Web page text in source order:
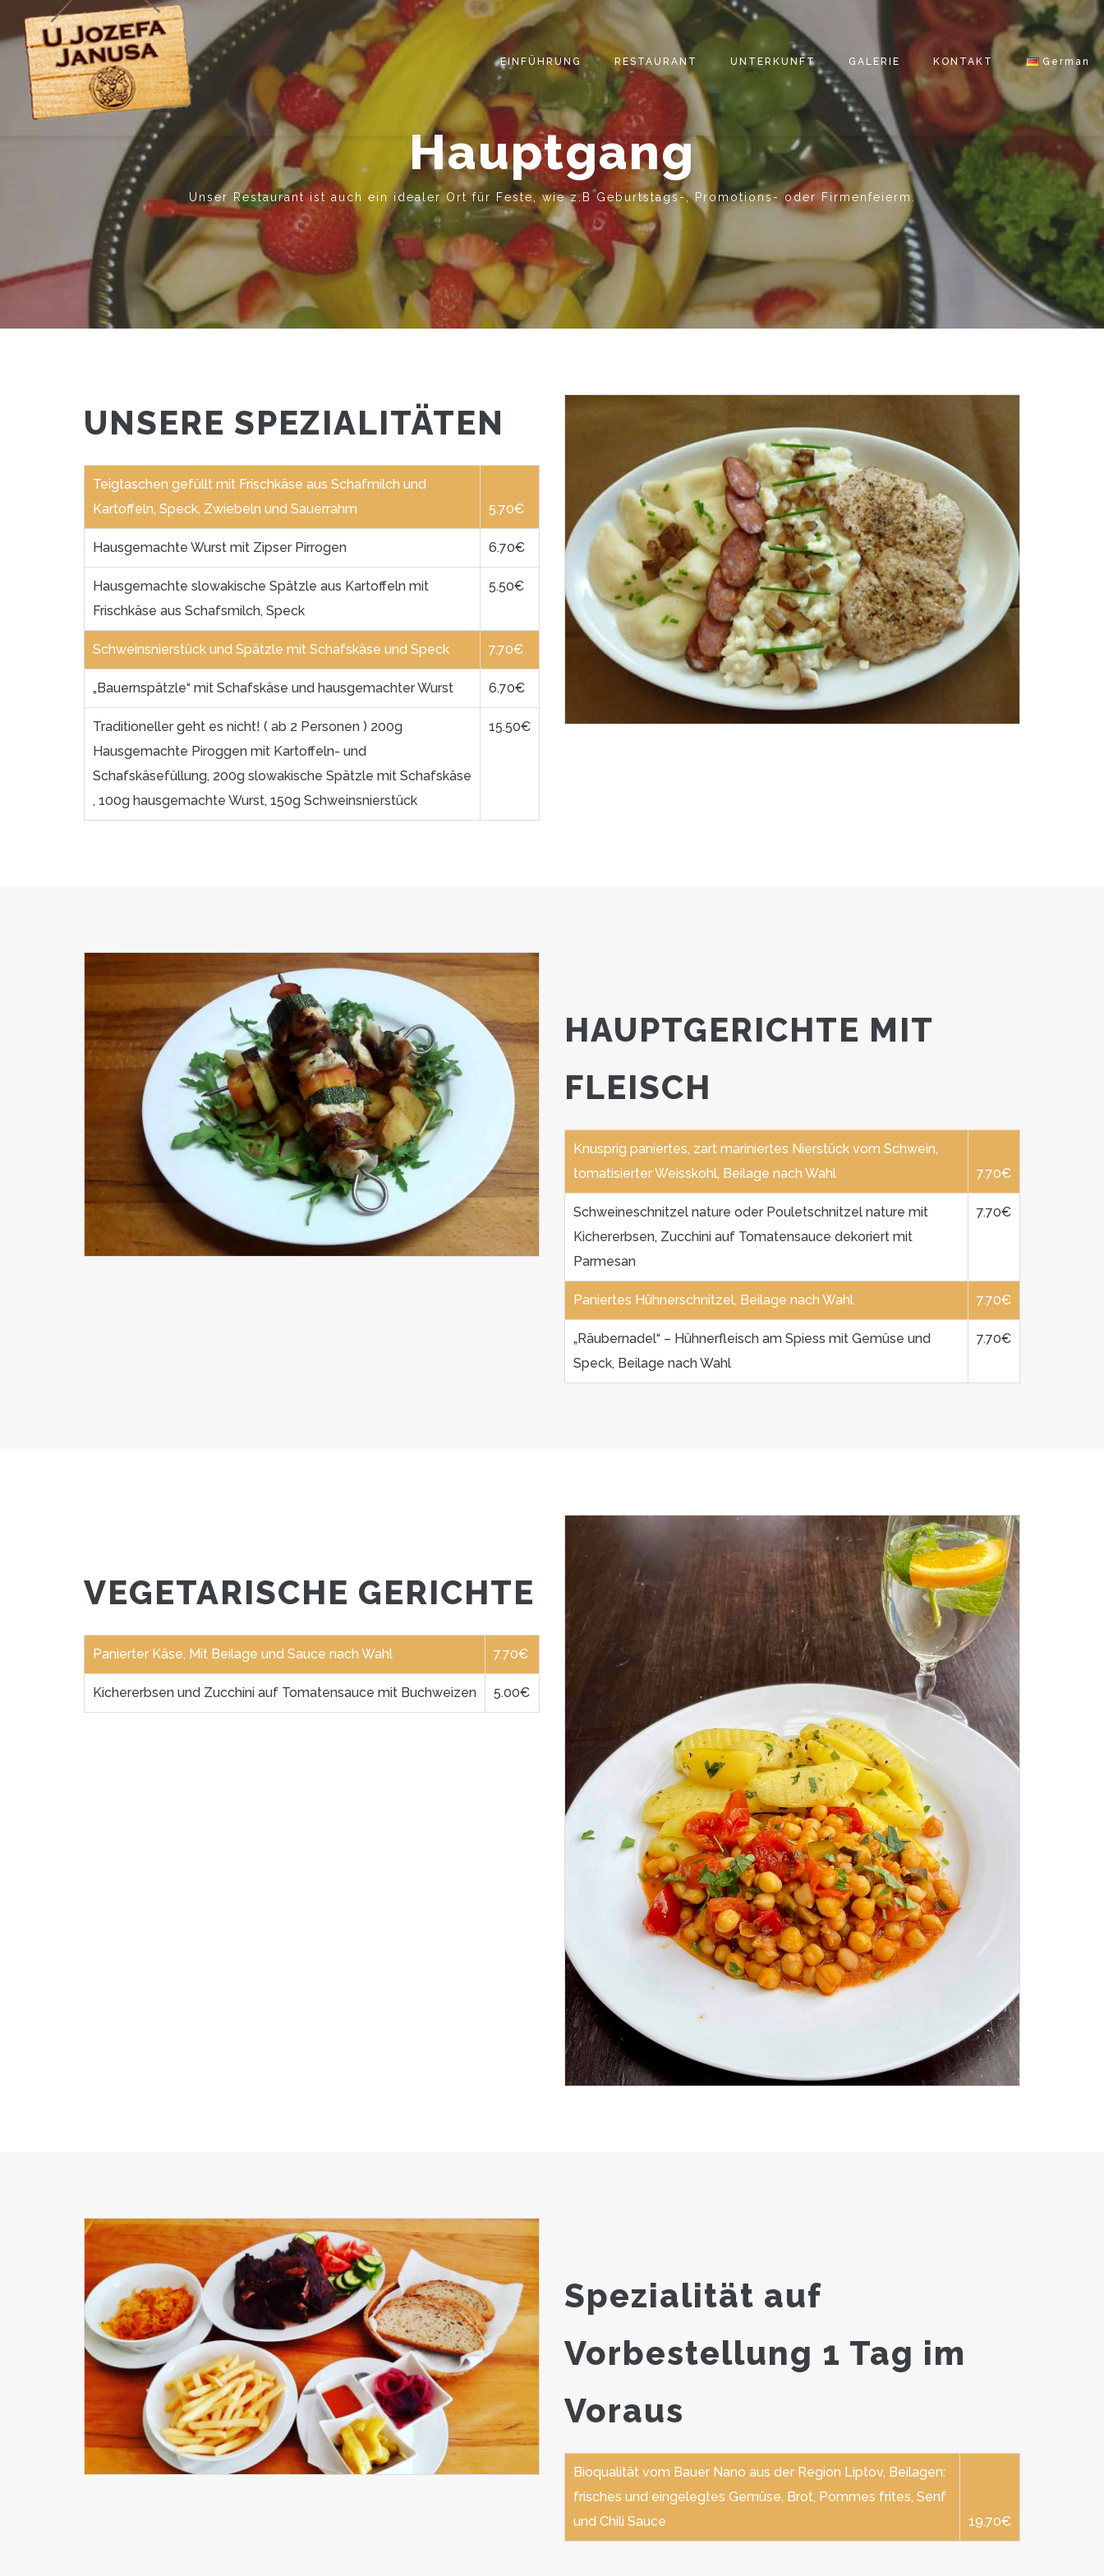
EINFÜHRUNG RESTAURANT UNTERKUNFT GALERIE KONTAKT German
Hauptgang
Unser Restaurant ist auch ein idealer Ort für Feste, wie z.B Geburtstags-, Promotions- oder Firmenfeierm.
UNSERE SPEZIALITÄTEN
Teigtaschen gefüllt mit Frischkäse aus Schafmilch und
Kartoffeln, Speck, Zwiebeln und Sauerrahm
5.70€
Hausgemachte Wurst mit Zipser Pirrogen 6.70€
Hausgemachte slowakische Spätzle aus Kartoffeln mit
Frischkäse aus Schafsmilch, Speck
5.50€
Schweinsnierstück und Spätzle mit Schafskäse und Speck 7.70€
„Bauernspätzle“ mit Schafskäse und hausgemachter Wurst 6.70€
Traditioneller geht es nicht! ( ab 2 Personen ) 200g
Hausgemachte Piroggen mit Kartoffeln- und
Schafskäsefüllung, 200g slowakische Spätzle mit Schafskäse
, 100g hausgemachte Wurst, 150g Schweinsnierstück
15.50€
HAUPTGERICHTE MIT
FLEISCH
Knusprig paniertes, zart mariniertes Nierstück vom Schwein,
tomatisierter Weisskohl, Beilage nach Wahl
7.70€
Schweineschnitzel nature oder Pouletschnitzel nature mit
Kichererbsen, Zucchini auf Tomatensauce dekoriert mit
Parmesan
7.70€
Paniertes Hühnerschnitzel, Beilage nach Wahl 7.70€
„Räubernadel“ – Hühnerfleisch am Spiess mit Gemüse und
Speck, Beilage nach Wahl
7.70€
VEGETARISCHE GERICHTE
Panierter Käse, Mit Beilage und Sauce nach Wahl 7.70€
Kichererbsen und Zucchini auf Tomatensauce mit Buchweizen 5.00€
Spezialität auf
Vorbestellung 1 Tag im
Voraus
Bioqualität vom Bauer Nano aus der Region Liptov, Beilagen:
frisches und eingelegtes Gemüse, Brot, Pommes frites, Senf
und Chili Sauce
19.70€